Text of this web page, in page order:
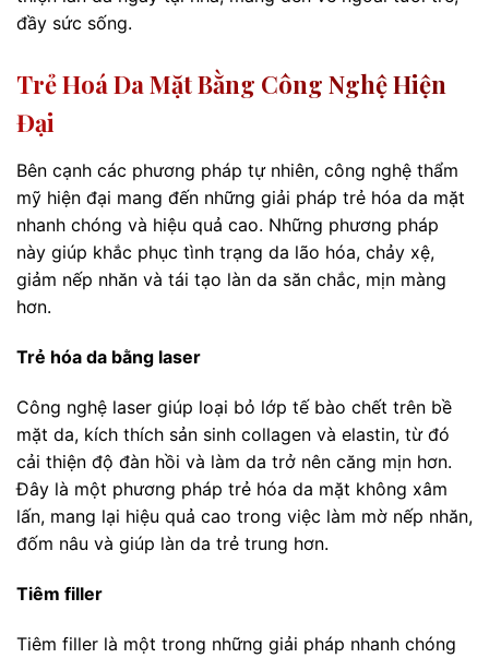
đầy sức sống.
Trẻ Hoá Da Mặt Bằng Công Nghệ Hiện
Đại
Bên cạnh các phương pháp tự nhiên, công nghệ thẩm
mỹ hiện đại mang đến những giải pháp trẻ hóa da mặt
nhanh chóng và hiệu quả cao. Những phương pháp
này giúp khắc phục tình trạng da lão hóa, chảy xệ,
giảm nếp nhăn và tái tạo làn da săn chắc, mịn màng
hơn.
Trẻ hóa da bằng laser
Công nghệ laser giúp loại bỏ lớp tế bào chết trên bề
mặt da, kích thích sản sinh collagen và elastin, từ đó
cải thiện độ đàn hồi và làm da trở nên căng mịn hơn.
Đây là một phương pháp trẻ hóa da mặt không xâm
lấn, mang lại hiệu quả cao trong việc làm mờ nếp nhăn,
đốm nâu và giúp làn da trẻ trung hơn.
Tiêm filler
Tiêm filler là một trong những giải pháp nhanh chóng